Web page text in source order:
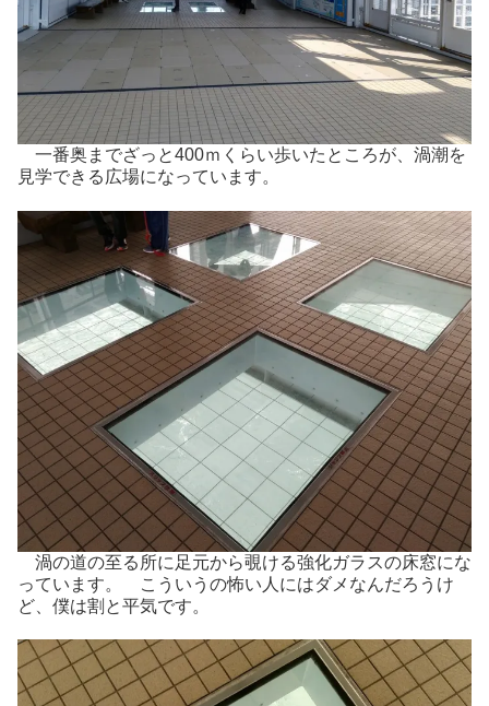
一番奥までざっと400ｍくらい歩いたところが、渦潮を
見学できる広場になっています。
渦の道の至る所に足元から覗ける強化ガラスの床窓にな
っています。 こういうの怖い人にはダメなんだろうけ
ど、僕は割と平気です。